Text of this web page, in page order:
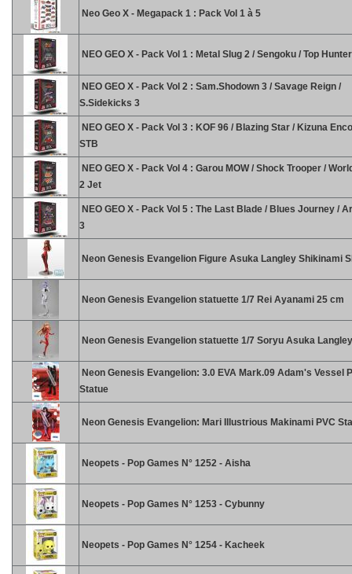
Neo Geo X - Megapack 1 : Pack Vol 1 à 5
NEO GEO X - Pack Vol 1 : Metal Slug 2 / Sengoku / Top Hunter
NEO GEO X - Pack Vol 2 : Sam.Shodown 3 / Savage Reign /
S.Sidekicks 3
NEO GEO X - Pack Vol 3 : KOF 96 / Blazing Star / Kizuna
STB
NEO GEO X - Pack Vol 4 : Garou MOW / Shock Trooper /
2 Jet
NEO GEO X - Pack Vol 5 : The Last Blade / Blues Journey /
3
Neon Genesis Evangelion Figure Asuka Langley Shikinami
Neon Genesis Evangelion statuette 1/7 Rei Ayanami 25 cm
Neon Genesis Evangelion statuette 1/7 Soryu Asuka
Neon Genesis Evangelion: 3.0 EVA Mark.09 Adam's Vessel
Statue
Neon Genesis Evangelion: Mari Illustrious Makinami PVC
Neopets - Pop Games N° 1252 - Aisha
Neopets - Pop Games N° 1253 - Cybunny
Neopets - Pop Games N° 1254 - Kacheek